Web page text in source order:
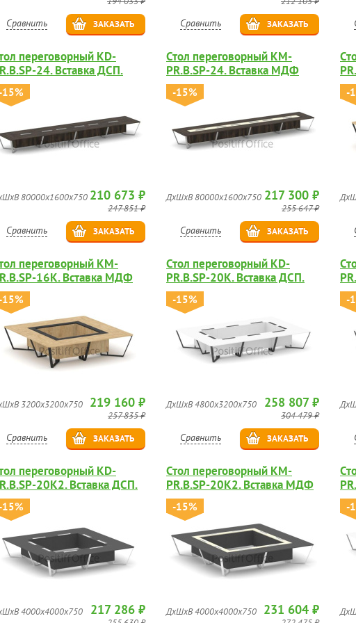
Сравнить ЗАКАЗАТЬ Сравнить ЗАКАЗАТЬ
переговорный KD-
24. Вставка ДСП.
15%
80000х1600х750 210 673 ₽
247 851 ₽
Сравнить ЗАКАЗАТЬ
Стол переговорный KM-
PR.B.SP-24. Вставка МДФ
глянец.
-15%
ДхШхВ 80000х1600х750 217 300 ₽
255 647 ₽
Сравнить ЗАКАЗАТЬ
-
переговорный KM-
16K. Вставка МДФ
15%
3200х3200х750 219 160 ₽
257 835 ₽
Сравнить ЗАКАЗАТЬ
Стол переговорный KD-
PR.B.SP-20K. Вставка ДСП.
-15%
ДхШхВ 4800х3200х750 258 807 ₽
304 479 ₽
Сравнить ЗАКАЗАТЬ
-
переговорный KD-
20K2. Вставка ДСП.
15%
4000х4000х750 217 286 ₽
Стол переговорный KM-
PR.B.SP-20K2. Вставка МДФ
глянец.
-15%
ДхШхВ 4000х4000х750 231 604 ₽
-